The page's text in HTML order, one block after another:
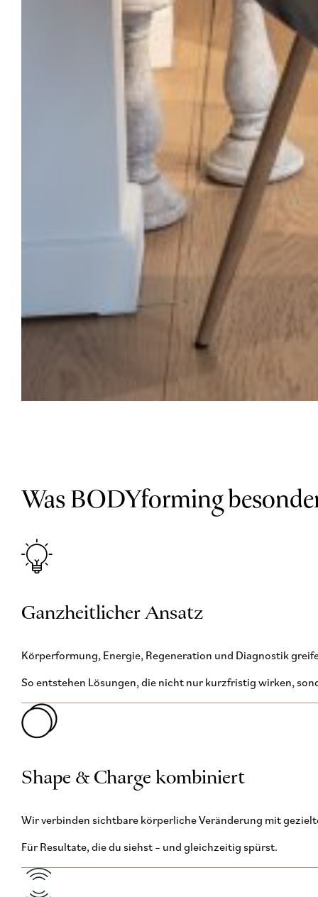
Was BODYforming
Ganzheitlicher Ansatz
Körperformung, Energie, Regeneration und Diagnostik
So entstehen Lösungen, die nicht nur kurzfristig wirken,
Shape & Charge kombiniert
Wir verbinden sichtbare körperliche Veränderung mit
Für Resultate, die du siehst – und gleichzeitig spürst.